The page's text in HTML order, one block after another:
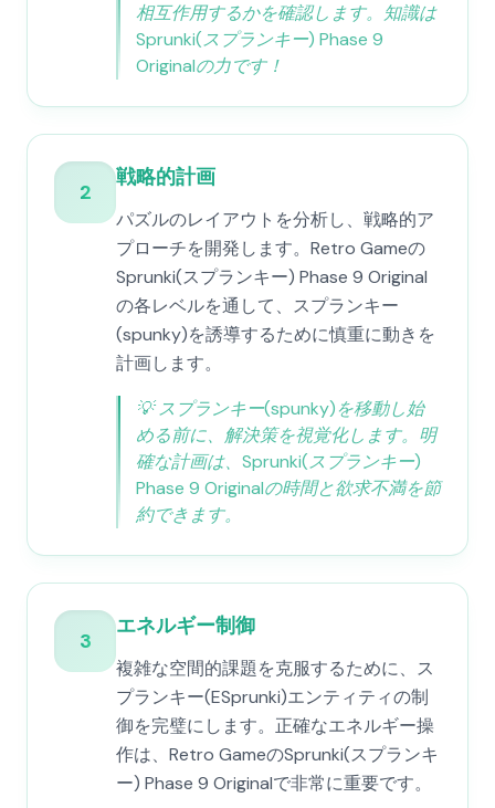
相互作用するかを確認します。知識は
Sprunki(スプランキー) Phase 9
Originalの力です！
2
戦略的計画
パズルのレイアウトを分析し、戦略的ア
プローチを開発します。Retro Gameの
Sprunki(スプランキー) Phase 9 Original
の各レベルを通して、スプランキー
(spunky)を誘導するために慎重に動きを
計画します。
💡スプランキー(spunky)を移動し始
める前に、解決策を視覚化します。明
確な計画は、Sprunki(スプランキー)
Phase 9 Originalの時間と欲求不満を節
約できます。
3
エネルギー制御
複雑な空間的課題を克服するために、ス
プランキー(ESprunki)エンティティの制
御を完璧にします。正確なエネルギー操
作は、Retro GameのSprunki(スプランキ
ー) Phase 9 Originalで非常に重要です。